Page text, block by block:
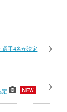
選手4名が決定
定